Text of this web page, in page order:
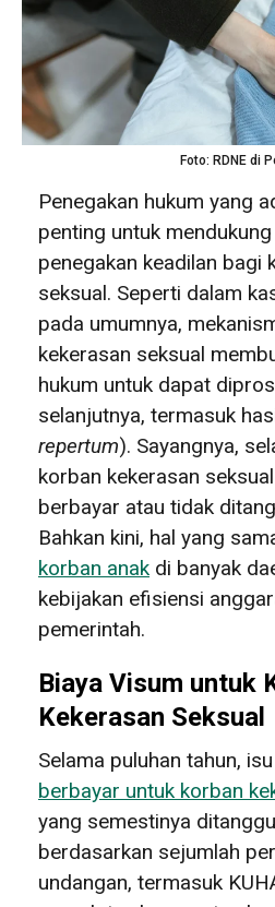
Foto: RDNE di
Penegakan hukum yang
penting untuk
penegakan keadilan bagi
seksual. Seperti dalam
pada umumnya,
kekerasan seksual
hukum untuk dapat
selanjutnya, termasuk
repertum). Sayangnya,
korban kekerasan
berbayar atau tidak
Bahkan kini, hal yang
korban anak di banyak
kebijakan efisiensi
pemerintah.
Biaya Visum untuk
Kekerasan Seksual
Selama puluhan tahun,
berbayar untuk korban
yang semestinya
berdasarkan sejumlah
undangan, termasuk